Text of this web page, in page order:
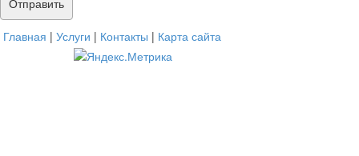
Главная | Услуги | Контакты | Карта сайта